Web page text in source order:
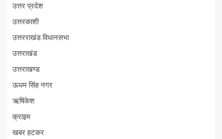
उत्तर प्रदेश
उत्तरकाशी
उत्तरराखंड विधानसभा
उत्तराखंड
उत्तराखण्ड
ऊधम सिंह नगर
ऋषिकेश
क्राइम
खबर हटकर